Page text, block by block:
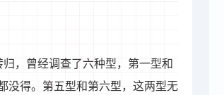
，曾经调查了六种型，第一型和
没得。第五型和第六型，这两型无